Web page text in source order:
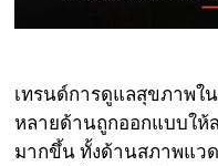
เทรนด์การดูแลสุขภาพใ
หลายด้านถูกออกแบบให้
มากขึ้น ทั้งด้านสภาพแว